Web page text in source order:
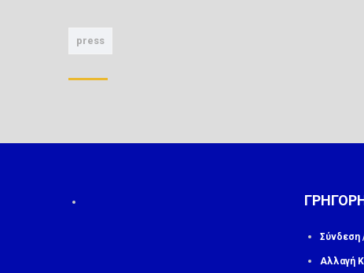
press
Σύνδεση
Αλλαγή